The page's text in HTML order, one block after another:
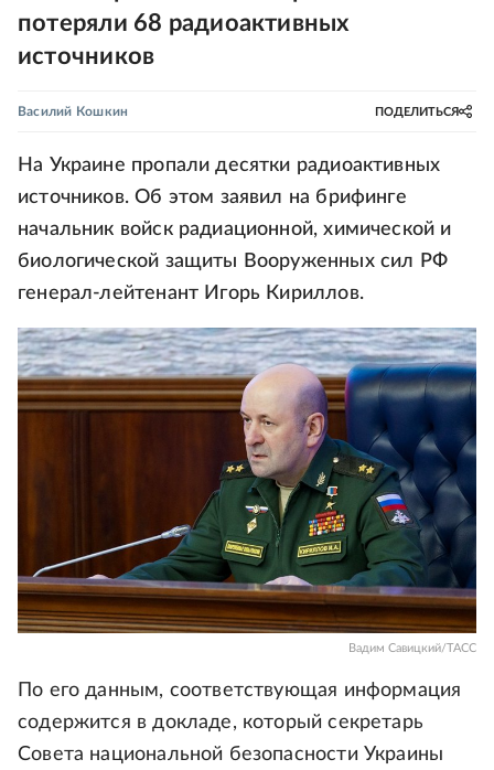
потеряли 68 радиоактивных
источников
Василий Кошкин ПОДЕЛИТЬСЯ
На Украине пропали десятки радиоактивных
источников. Об этом заявил на брифинге
начальник войск радиационной, химической и
биологической защиты Вооруженных сил РФ
генерал-лейтенант Игорь Кириллов.
Вадим Савицкий/ТАСС
По его данным, соответствующая информация
содержится в докладе, который секретарь
Совета национальной безопасности Украины